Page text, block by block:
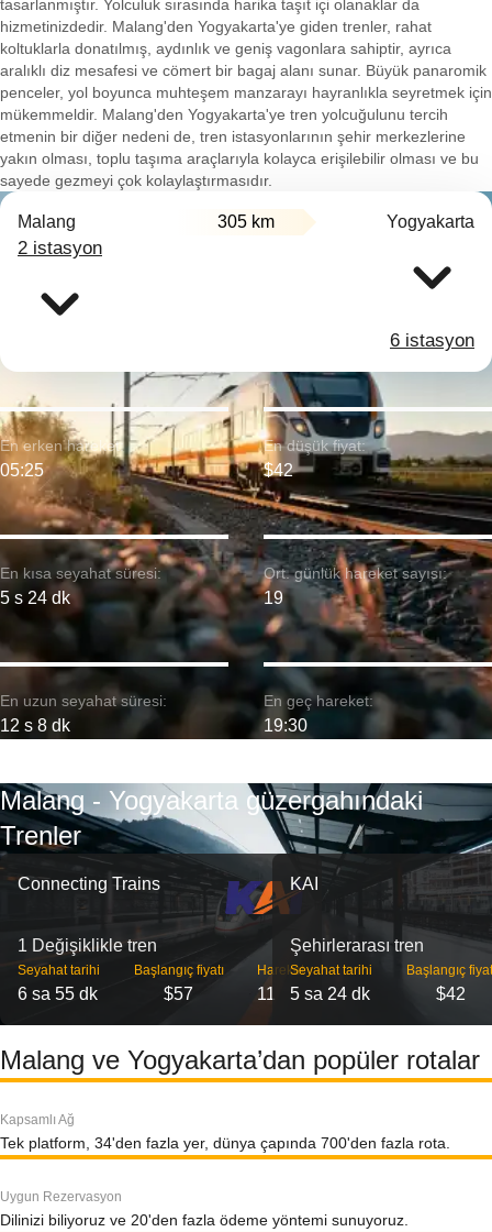
tasarlanmıştır. Yolculuk sırasında harika taşıt içi olanaklar da
hizmetinizdedir. Malang'den Yogyakarta'ye giden trenler, rahat
koltuklarla donatılmış, aydınlık ve geniş vagonlara sahiptir, ayrıca
aralıklı diz mesafesi ve cömert bir bagaj alanı sunar. Büyük panaromik
penceler, yol boyunca muhteşem manzarayı hayranlıkla seyretmek için
mükemmeldir. Malang'den Yogyakarta'ye tren yolcuğulunu tercih
etmenin bir diğer nedeni de, tren istasyonlarının şehir merkezlerine
yakın olması, toplu taşıma araçlarıyla kolayca erişilebilir olması ve bu
sayede gezmeyi çok kolaylaştırmasıdır.
Malang 305 km Yogyakarta
2 istasyon
6 istasyon
En kısa seyahat süresi:
5 s 24 dk
En erken hareket:
05:25
En uzun seyahat süresi:
12 s 8 dk
En düşük fiyat:
$42
Ort. günlük hareket sayısı:
19
En geç hareket:
19:30
Malang - Yogyakarta güzergahındaki
Trenler
Connecting Trains
1 Değişiklikle tren
Seyahat tarihi
6 sa 55 dk
Başlangıç ​​fiyatı
$57
Hareket
11
KAI
Şehirlerarası tren
Seyahat tarihi
5 sa 24 dk
Başlangıç
$42
Malang ve Yogyakarta’dan popüler rotalar
Kapsamlı Ağ
Tek platform, 34'den fazla yer, dünya çapında 700'den fazla rota.
Uygun Rezervasyon
Dilinizi biliyoruz ve 20'den fazla ödeme yöntemi sunuyoruz.